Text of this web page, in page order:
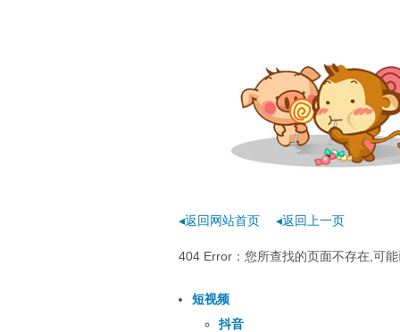
◂返回网站首页 ◂返回上一页
404 Error：您所查找的页面不存在,可
短视频
抖音